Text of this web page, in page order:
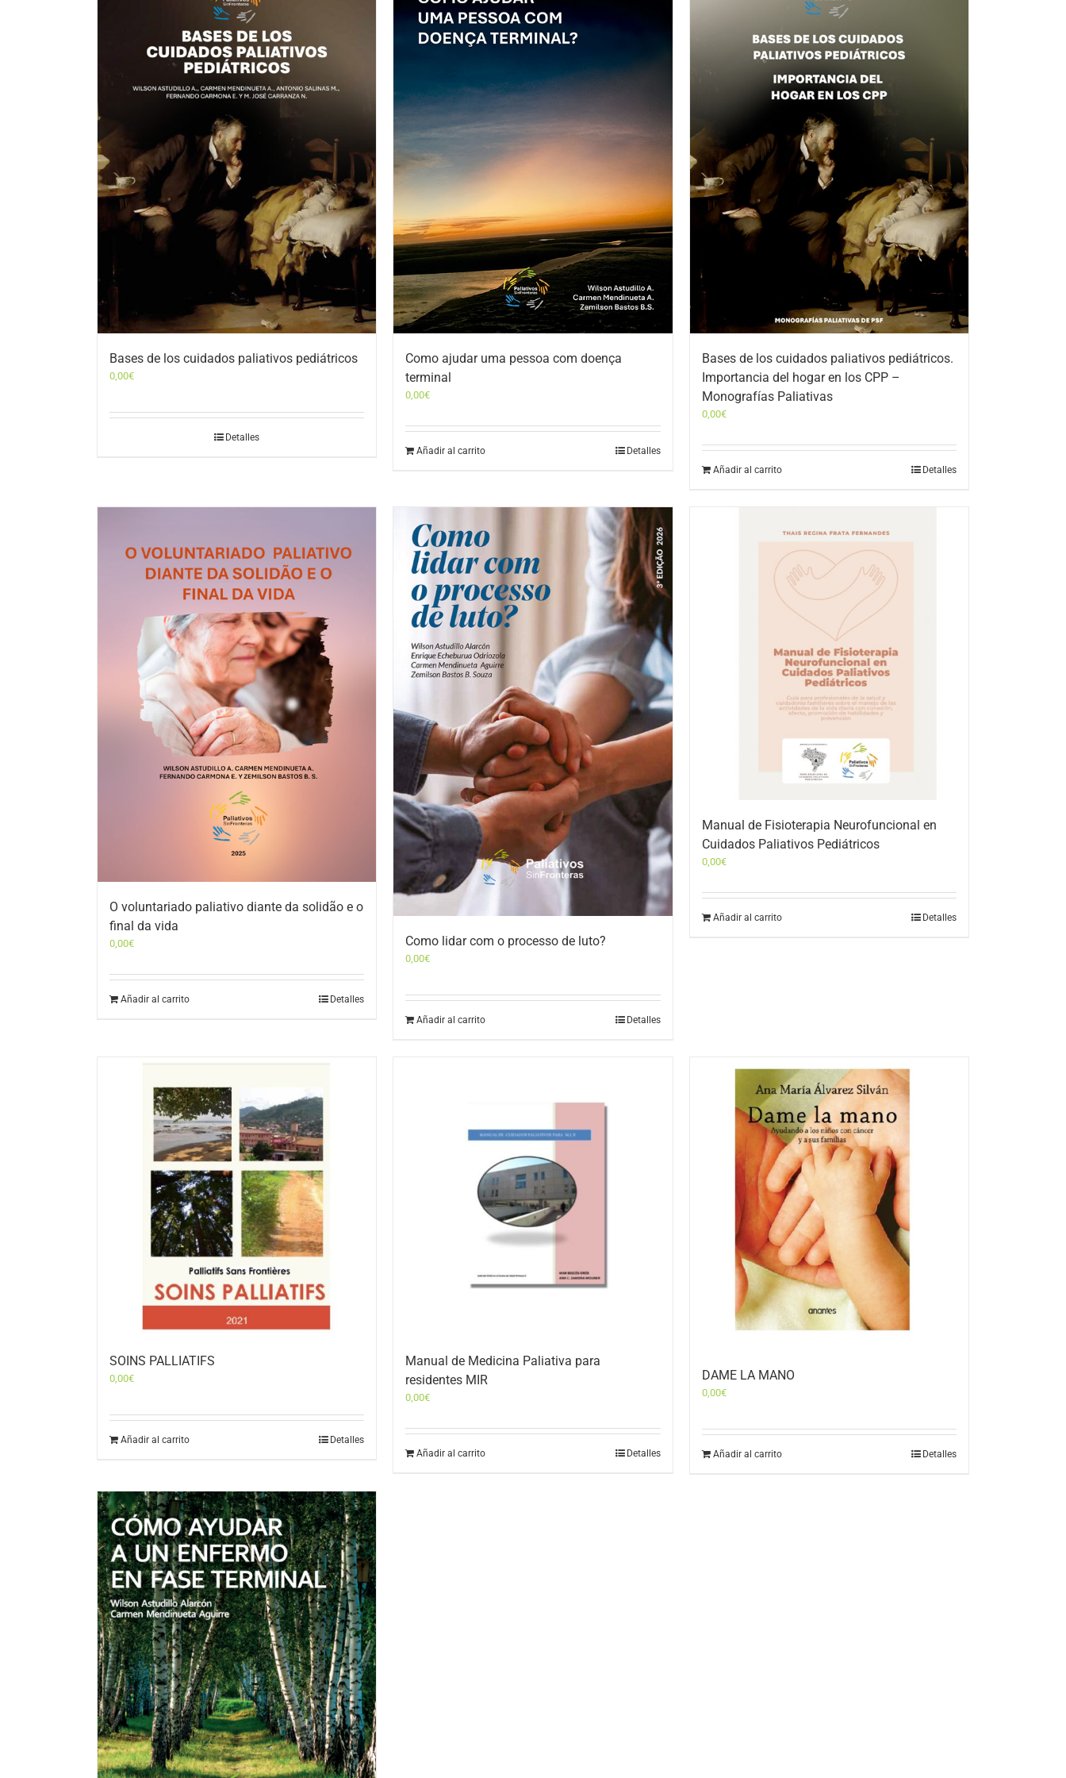
Bases de los cuidados paliativos pediátricos
0,00€
Detalles
Como ajudar uma pessoa com doença
terminal
0,00€
Añadir al carrito Detalles
Bases de los cuidados paliativos pediátricos.
Importancia del hogar en los CPP –
Monografías Paliativas
0,00€
Añadir al carrito Detalles
O voluntariado paliativo diante da solidão e o
final da vida
0,00€
Añadir al carrito Detalles
Como lidar com o processo de luto?
0,00€
Añadir al carrito Detalles
Manual de Fisioterapia Neurofuncional en
Cuidados Paliativos Pediátricos
0,00€
Añadir al carrito Detalles
SOINS PALLIATIFS
0,00€
Añadir al carrito Detalles
Manual de Medicina Paliativa para
residentes MIR
0,00€
Añadir al carrito Detalles
DAME LA MANO
0,00€
Añadir al carrito Detalles